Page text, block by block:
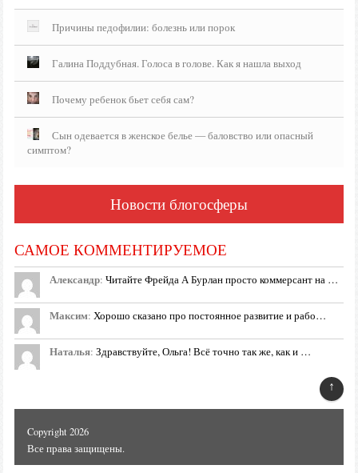
Причины педофилии: болезнь или порок
Галина Поддубная. Голоса в голове. Как я нашла выход
Почему ребенок бьет себя сам?
Сын одевается в женское белье — баловство или опасный
симптом?
Новости блогосферы
САМОЕ КОММЕНТИРУЕМОЕ
Александр: Читайте Фрейда А Бурлан просто коммерсант на …
Максим: Хорошо сказано про постоянное развитие и рабо…
Наталья: Здравствуйте, Ольга! Всё точно так же, как и …
Copyright 2026
Все права защищены.
↑